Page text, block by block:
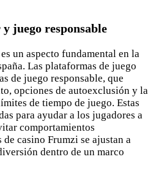
juego responsable
un aspecto fundamental en la
Las plataformas de juego
de juego responsable, que
opciones de autoexclusión y la
de tiempo de juego. Estas
para ayudar a los jugadores a
comportamientos
casino Frumzi se ajustan a
dentro de un marco